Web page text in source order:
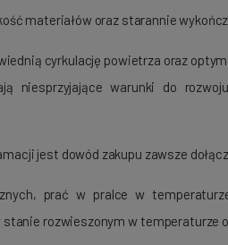
materiałów oraz starannie
cyrkulację powietrza oraz
niesprzyjające warunki do
jest dowód zakupu zawsze
prać w pralce w
rozwieszonym w temperaturze